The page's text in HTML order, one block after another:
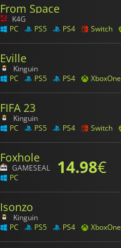
From Space
K4G
PC
PS5 PS4 Switch
Eville
Kinguin
PC
PS5 PS4 XboxOne
FIFA 23
Kinguin
PC
PS5 PS4 Switch
Foxhole
GAMESEAL
PC
14.98€
Isonzo
Kinguin
PC
PS5 PS4 XboxOne